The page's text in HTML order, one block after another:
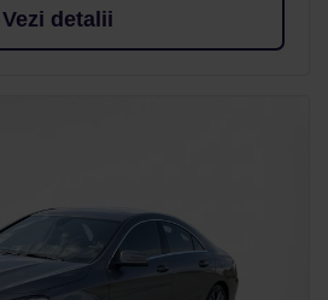
Vezi detalii